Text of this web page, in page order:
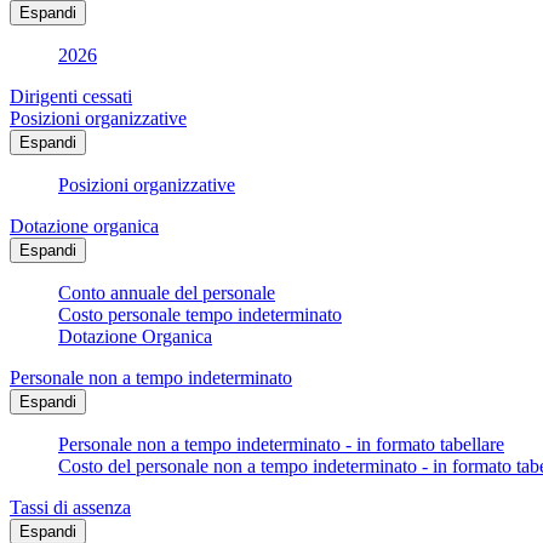
Espandi
2026
Dirigenti cessati
Posizioni organizzative
Espandi
Posizioni organizzative
Dotazione organica
Espandi
Conto annuale del personale
Costo personale tempo indeterminato
Dotazione Organica
Personale non a tempo indeterminato
Espandi
Personale non a tempo indeterminato - in formato tabellare
Costo del personale non a tempo indeterminato - in formato
Tassi di assenza
Espandi